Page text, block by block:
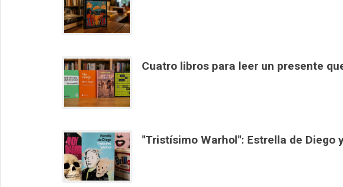
Cuatro libros para leer un presente
"Tristísimo Warhol": Estrella de Diego